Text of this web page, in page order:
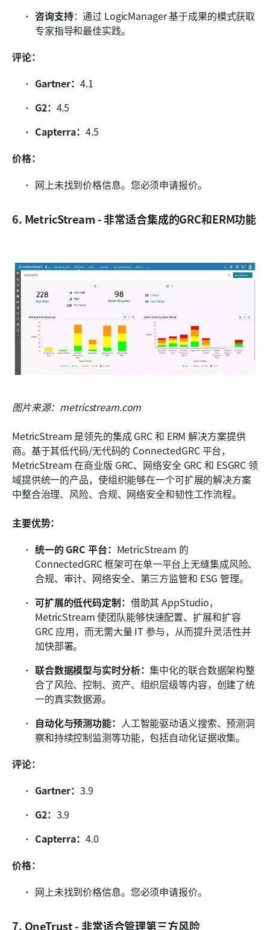
咨询支持：通过 LogicManager 基于成果的模式获取
专家指导和最佳实践。
评论：
Gartner： 4.1
G2： 4.5
Capterra： 4.5
价格：
网上未找到价格信息。您必须申请报价。
6. MetricStream - 非常适合集成的GRC和ERM功能
图片来源：metricstream.com
MetricStream 是领先的集成 GRC 和 ERM 解决方案提供
商。基于其低代码/无代码的 ConnectedGRC 平台，
MetricStream 在商业版 GRC、网络安全 GRC 和 ESGRC 领
域提供统一的产品，使组织能够在一个可扩展的解决方案
中整合治理、风险、合规、网络安全和韧性工作流程。
主要优势：
统一的 GRC 平台： MetricStream 的
ConnectedGRC 框架可在单一平台上无缝集成风险、
合规、审计、网络安全、第三方监管和 ESG 管理。
可扩展的低代码定制： 借助其 AppStudio，
MetricStream 使团队能够快速配置、扩展和扩容
GRC 应用，而无需大量 IT 参与，从而提升灵活性并
加快部署。
联合数据模型与实时分析：集中化的联合数据架构整
合了风险、控制、资产、组织层级等内容，创建了统
一的真实数据源。
自动化与预测功能： 人工智能驱动语义搜索、预测洞
察和持续控制监测等功能，包括自动化证据收集。
评论：
Gartner： 3.9
G2： 3.9
Capterra： 4.0
价格：
网上未找到价格信息。您必须申请报价。
7. OneTrust - 非常适合管理第三方风险